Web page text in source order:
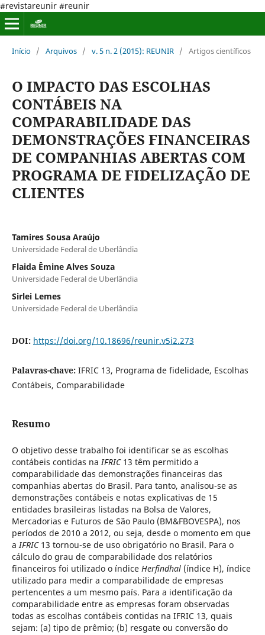
#revistareunir #reunir
Início / Arquivos / v. 5 n. 2 (2015): REUNIR / Artigos científicos
O IMPACTO DAS ESCOLHAS
CONTÁBEIS NA
COMPARABILIDADE DAS
DEMONSTRAÇÕES FINANCEIRAS
DE COMPANHIAS ABERTAS COM
PROGRAMA DE FIDELIZAÇÃO DE
CLIENTES
Tamires Sousa Araújo
Universidade Federal de Uberlândia
Flaida Êmine Alves Souza
Universidade Federal de Uberlândia
Sirlei Lemes
Universidade Federal de Uberlândia
DOI: https://doi.org/10.18696/reunir.v5i2.273
Palavras-chave: IFRIC 13, Programa de fidelidade, Escolhas
Contábeis, Comparabilidade
Resumo
O objetivo desse trabalho foi identificar se as escolhas
contábeis contidas naIFRIC13 têm permitido a
comparabilidade das demonstrações financeiras das
companhias abertas do Brasil. Para tanto, analisou-se as
demonstrações contábeis e notas explicativas de 15
entidades brasileiras listadas na Bolsa de Valores,
Mercadorias e Futuros de São Paulo (BM&FBOVESPA), nos
períodos de 2010 a 2012, ou seja, desde o momento em que
aIFRIC13 tornou-se de uso obrigatório no Brasil. Para o
cálculo do grau de comparabilidade dos relatórios
financeiros foi utilizado o índice Herfindhal (índice H), índice
utilizado para medir a comparabilidade de empresas
pertencentes a um mesmo país. Para a identificação da
comparabilidade entre as empresas foram observadas
todas as escolhas contábeis contidas na IFRIC 13, quais
sejam: (a) tipo de prêmio; (b) resgate ou conversão do